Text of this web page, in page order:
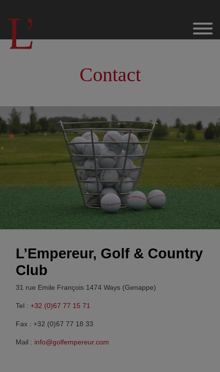
Onze Sponsors & Partners
Staat van het terrein
L’Empereur – 18 holes
De Practice
La Hutte – 9 Holes
HCP – Strokes WHS
Fotogallerij
Lid worden
Contact
L’Empereur, Golf & Country
Club
31 rue Emile François 1474 Ways (Genappe)
Tel : +32 (0)67 77 15 71
Fax : +32 (0)67 77 18 33
Mail : info@golfempereur.com